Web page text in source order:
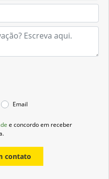
Email
e concordo em receber
contato